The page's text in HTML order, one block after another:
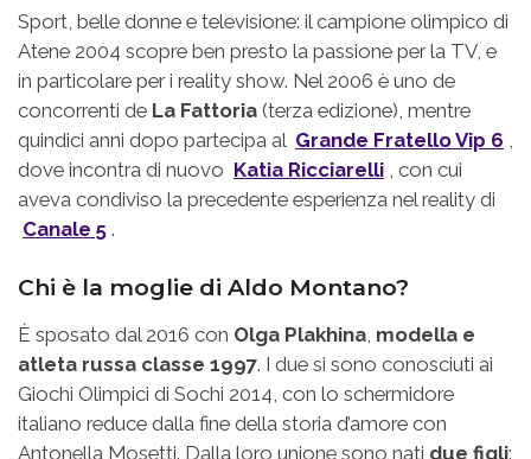
Sport, belle donne e televisione: il campione olimpico di
Atene 2004 scopre ben presto la passione per la TV, e
in particolare per i reality show. Nel 2006 è uno de
concorrenti de La Fattoria (terza edizione), mentre
quindici anni dopo partecipa al Grande Fratello Vip 6 ,
dove incontra di nuovo Katia Ricciarelli , con cui
aveva condiviso la precedente esperienza nel reality di
Canale 5 .
Chi è la moglie di Aldo Montano?
È sposato dal 2016 con Olga Plakhina, modella e
atleta russa classe 1997. I due si sono conosciuti ai
Giochi Olimpici di Sochi 2014, con lo schermidore
italiano reduce dalla fine della storia d’amore con
Antonella Mosetti. Dalla loro unione sono nati due figli: